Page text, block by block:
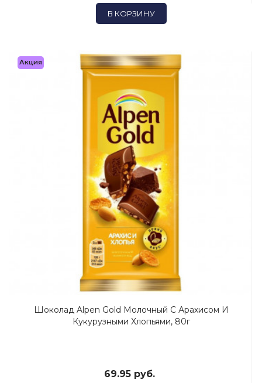
В КОРЗИНУ
Акция
Шоколад Alpen Gold Молочный С Арахисом И
Кукурузными Хлопьями, 80г
69.95 руб.